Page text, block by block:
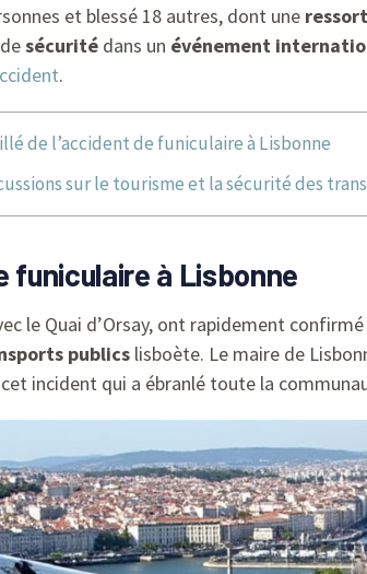
et blessé 18 autres, dont une
sécurité dans un événement
.
de l’accident de funiculaire à Lisbonne
sur le tourisme et la sécurité des
funiculaire à Lisbonne
le Quai d’Orsay, ont rapidement
publics lisboète. Le maire de
incident qui a ébranlé toute la